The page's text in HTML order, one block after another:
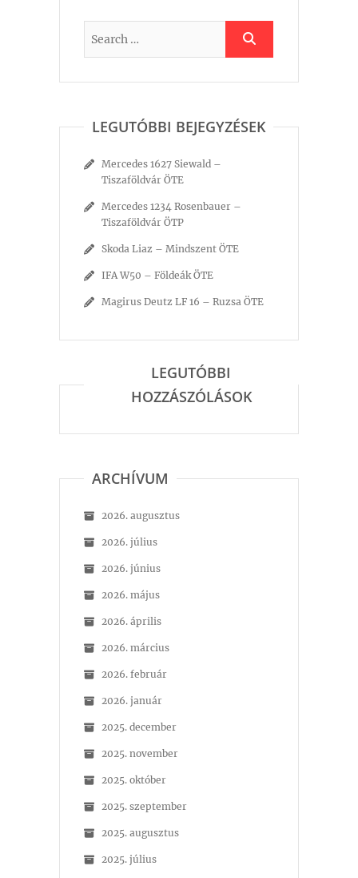
LEGUTÓBBI BEJEGYZÉSEK
Mercedes 1627 Siewald –
Tiszaföldvár ÖTE
Mercedes 1234 Rosenbauer –
Tiszaföldvár ÖTP
Skoda Liaz – Mindszent ÖTE
IFA W50 – Földeák ÖTE
Magirus Deutz LF 16 – Ruzsa ÖTE
LEGUTÓBBI
HOZZÁSZÓLÁSOK
ARCHÍVUM
2026. augusztus
2026. július
2026. június
2026. május
2026. április
2026. március
2026. február
2026. január
2025. december
2025. november
2025. október
2025. szeptember
2025. augusztus
2025. július